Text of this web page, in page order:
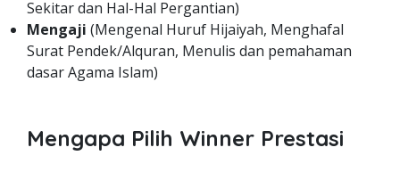
Sekitar dan Hal-Hal Pergantian)
Mengaji (Mengenal Huruf Hijaiyah, Menghafal
Surat Pendek/Alquran, Menulis dan pemahaman
dasar Agama Islam)
Mengapa Pilih Winner Prestasi